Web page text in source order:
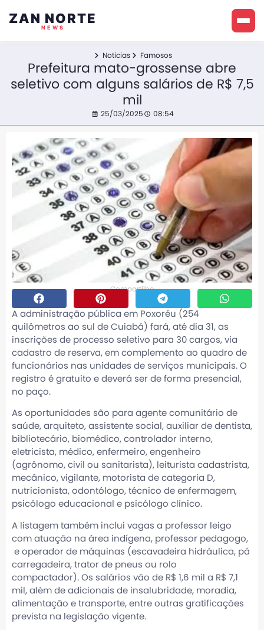
ZAN NORTE
NEWS
Noticias Famosos
Prefeitura mato-grossense abre
seletivo com alguns salários de R$ 7,5
mil
25/03/2025 08:54
Compartilhe
A administração pública em Poxoréu (254
quilômetros ao sul de Cuiabá) fará, até dia 31, as
inscrições de processo seletivo para 30 cargos, via
cadastro de reserva, em complemento ao quadro de
funcionários nas unidades de serviços municipais. O
registro é gratuito e deverá ser de forma presencial,
no paço.
As oportunidades são para agente comunitário de
saúde, arquiteto, assistente social, auxiliar de dentista,
bibliotecário, biomédico, controlador interno,
eletricista, médico, enfermeiro, engenheiro
(agrônomo, civil ou sanitarista), leiturista cadastrista,
mecânico, vigilante, motorista de categoria D,
nutricionista, odontólogo, técnico de enfermagem,
psicólogo educacional e psicólogo clínico.
A listagem também inclui vagas a professor leigo
com atuação na área indígena, professor pedagogo,
e operador de máquinas (escavadeira hidráulica, pá
carregadeira, trator de pneus ou rolo
compactador). Os salários vão de R$ 1,6 mil a R$ 7,1
mil, além de adicionais de insalubridade, moradia,
alimentação e transporte, entre outras gratificações
prevista na legislação vigente.